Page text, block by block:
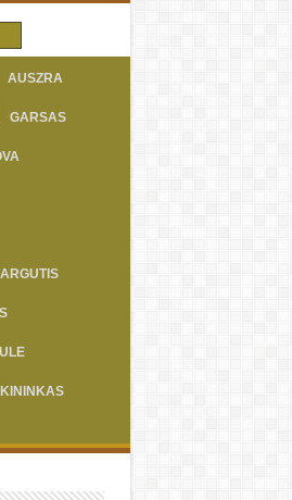
AUSZRA
GARSAS